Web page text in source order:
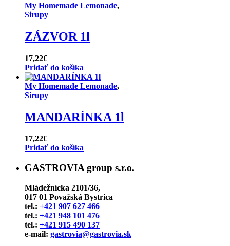
My Homemade Lemonade,
Sirupy
ZÁZVOR 1l
17,22€
Pridať do košíka
My Homemade Lemonade,
Sirupy
MANDARÍNKA 1l
17,22€
Pridať do košíka
GASTROVIA group s.r.o.
Mládežnícka 2101/36,
017 01 Považská Bystrica
tel.: +421 907 627 466
tel.: +421 948 101 476
tel.: +421 915 490 137
e-mail: gastrovia@gastrovia.sk